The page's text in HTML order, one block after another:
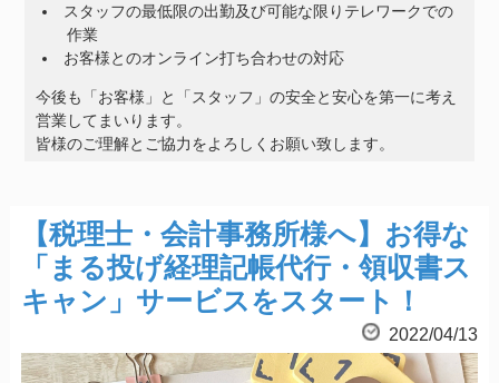
スタッフの最低限の出勤及び可能な限りテレワークでの
作業
お客様とのオンライン打ち合わせの対応
今後も「お客様」と「スタッフ」の安全と安心を第一に考え
営業してまいります。
皆様のご理解とご協力をよろしくお願い致します。
【税理士・会計事務所様へ】お得な
「まる投げ経理記帳代行・領収書ス
キャン」サービスをスタート！
2022/04/13